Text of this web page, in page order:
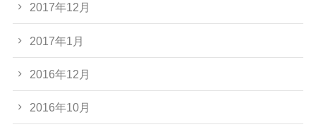
2017年12月
2017年1月
2016年12月
2016年10月